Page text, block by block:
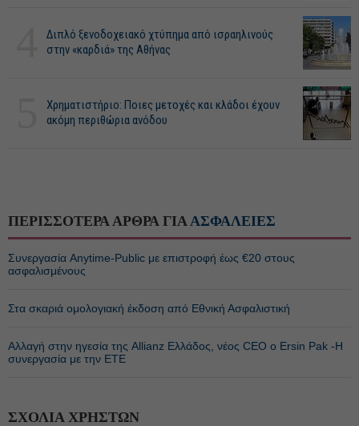
Διπλό ξενοδοχειακό χτύπημα από ισραηλινούς
στην «καρδιά» της Αθήνας
Χρηματιστήριο: Ποιες μετοχές και κλάδοι έχουν
ακόμη περιθώρια ανόδου
ΠΕΡΙΣΣΟΤΕΡΑ ΑΡΘΡΑ ΓΙΑΑΣΦΑΛΕΙΕΣ
Συνεργασία Anytime-Public με επιστροφή έως €20 στους
ασφαλισμένους
Στα σκαριά ομολογιακή έκδοση από Εθνική Ασφαλιστική
Αλλαγή στην ηγεσία της Allianz Ελλάδος, νέος CEO ο Ersin Pak -Η
συνεργασία με την ΕΤΕ
ΣΧΟΛΙΑ ΧΡΗΣΤΩΝ